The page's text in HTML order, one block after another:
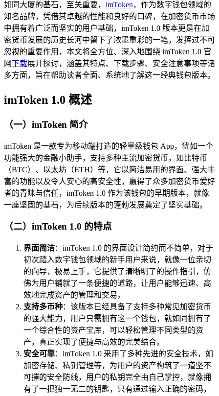
如同大厦的基石，至关重要， imToken，作为数字钱包领域的
知名品牌，凭借其卓越的性能和良好的口碑，在加密货币市场
中拥有着广泛而坚实的用户基础，imToken 1.0 版本更是在加
密货币发展的历史长河中留下了浓墨重彩的一笔，发挥过不可
忽视的重要作用，本文将全方位、深入地围绕 imToken 1.0 官
网下载展开探讨，涵盖其特点、下载步骤、安全注意事项等诸
多方面，旨在帮助读者全面、系统地了解这一经典钱包版本。
imToken 1.0 概述
（一）imToken 简介
imToken 是一款专为移动端打造的轻量级钱包 App，犹如一个
功能强大的金融小助手，支持多种主流加密货币，如比特币
（BTC）、以太坊（ETH）等，它以简洁易用的界面、强大丰
富的功能以及令人安心的高安全性，赢得了众多加密货币爱好
者的青睐与信任，imToken 1.0 作为该钱包的早期版本，就像
一座坚固的基石，为后续版本的蓬勃发展奠定了坚实基础。
（二）imToken 1.0 的特点
界面简洁：imToken 1.0 的界面设计简约而不简单，对于
初次踏入数字钱包领域的新手用户来说，就像一位亲切
的向导，极易上手，它提供了清晰明了的操作指引，仿
佛为用户铺就了一条便捷的道路，让用户能够迅速、高
效地完成资产的管理和交易。
支持多币种：该版本已经具备了支持多种常见加密货币
的强大能力，用户只需拥有这一个钱包，就如同拥有了
一个综合性的资产宝库，可以轻松管理不同类型的资
产，真正实现了便捷与高效的完美结合。
安全可靠：imToken 1.0 采用了多种先进的安全技术，如
加密存储、私钥管理等，为用户的资产构筑了一道坚不
可摧的安全防线，用户的私钥完全由自己掌控，就像拥
有了一把独一无二的钥匙，只有通过输入正确的密码，